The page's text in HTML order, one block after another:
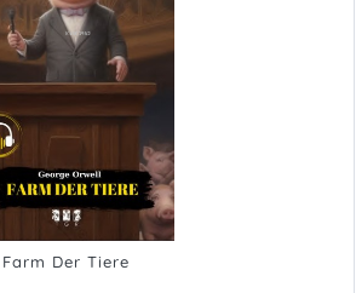
Farm Der Tiere